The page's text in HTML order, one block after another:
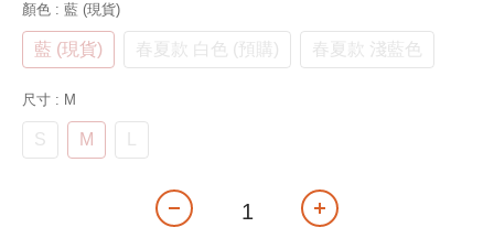
顏色 : 藍 (現貨)
藍 (現貨) 春夏款 白色 (預購) 春夏款 淺藍色
尺寸 : M
S M